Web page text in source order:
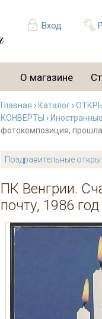
Вход
О магазине
Главная › Каталог ›
КОНВЕРТЫ ›
фотокомпозиция, прошла
Поздравительные
ПК Венгрии.
почту, 1986 год